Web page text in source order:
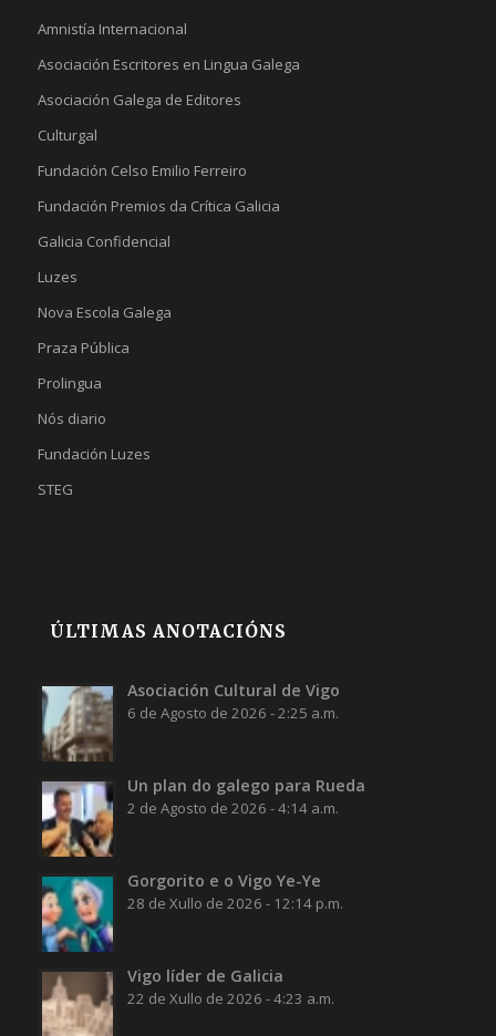
Amnistía Internacional
Asociación Escritores en Lingua Galega
Asociación Galega de Editores
Culturgal
Fundación Celso Emilio Ferreiro
Fundación Premios da Crítica Galicia
Galicia Confidencial
Luzes
Nova Escola Galega
Praza Pública
Prolingua
Nós diario
Fundación Luzes
STEG
ÚLTIMAS ANOTACIÓNS
Asociación Cultural de Vigo
6 de Agosto de 2026 - 2:25 a.m.
Un plan do galego para Rueda
2 de Agosto de 2026 - 4:14 a.m.
Gorgorito e o Vigo Ye-Ye
28 de Xullo de 2026 - 12:14 p.m.
Vigo líder de Galicia
22 de Xullo de 2026 - 4:23 a.m.